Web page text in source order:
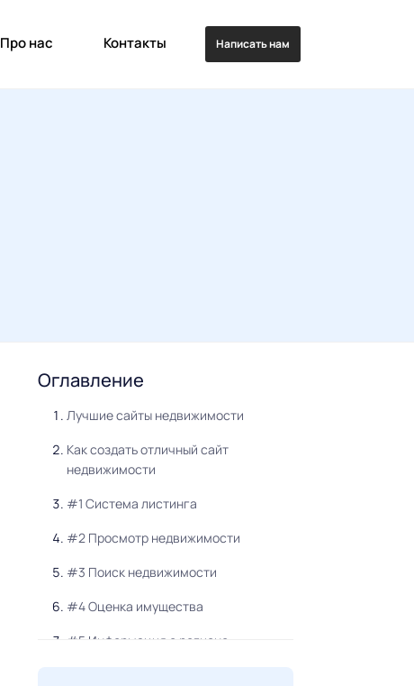
Про нас Контакты Написать нам
Оглавление
Лучшие сайты недвижимости
Как создать отличный сайт
недвижимости
#1 Система листинга
#2 Просмотр недвижимости
#3 Поиск недвижимости
#4 Оценка имущества
#5 Информация о регионе